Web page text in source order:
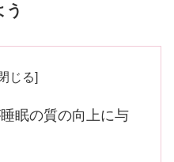
う
眠の質の向上に与